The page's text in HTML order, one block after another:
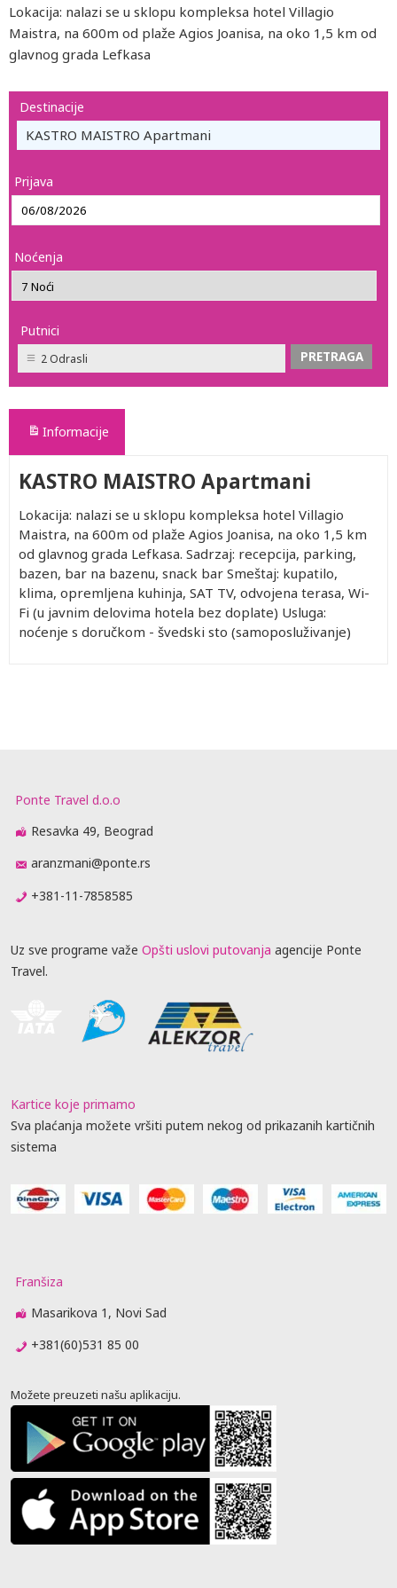
Lokacija: nalazi se u sklopu kompleksa hotel Villagio
Maistra, na 600m od plaže Agios Joanisa, na oko 1,5 km od
glavnog grada Lefkasa
Destinacije
KASTRO MAISTRO Apartmani
Prijava
Noćenja
Putnici
2 Odrasli
Informacije
KASTRO MAISTRO Apartmani
Lokacija: nalazi se u sklopu kompleksa hotel Villagio
Maistra, na 600m od plaže Agios Joanisa, na oko 1,5 km
od glavnog grada Lefkasa. Sadrzaj: recepcija, parking,
bazen, bar na bazenu, snack bar Smeštaj: kupatilo,
klima, opremljena kuhinja, SAT TV, odvojena terasa, Wi-
Fi (u javnim delovima hotela bez doplate) Usluga:
noćenje s doručkom - švedski sto (samoposluživanje)
Ponte Travel d.o.o
Resavka 49, Beograd
aranzmani@ponte.rs
+381-11-7858585
Uz sve programe važe Opšti uslovi putovanja agencije Ponte
Travel.
Kartice koje primamo
Sva plaćanja možete vršiti putem nekog od prikazanih kartičnih
sistema
Franšiza
Masarikova 1, Novi Sad
+381(60)531 85 00
Možete preuzeti našu aplikaciju.